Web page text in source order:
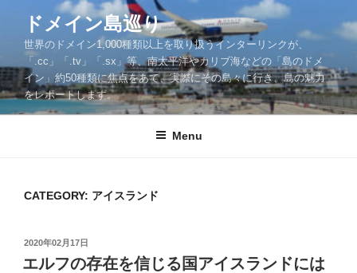
content
ドメイン島巡り
世界のドメイン1,000種類以上を取り扱うインターリンクが、
「.cc」「.tv」「.sx」等、南太平洋やカリブ海などの「島のドメ
イン」約50種類に焦点をあて、実際にその島々に行き、島の魅力
をレポートします。
Menu
CATEGORY: アイスランド
POSTED
ON
2020年02月17日
エルフの存在を信じる国アイスランドには